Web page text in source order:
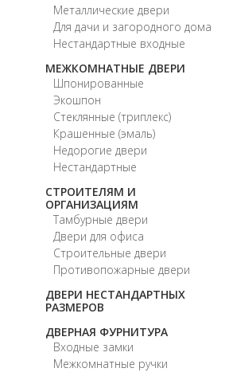
Металлические двери
Для дачи и загородного дома
Нестандартные входные
МЕЖКОМНАТНЫЕ ДВЕРИ
Шпонированные
Экошпон
Стеклянные (триплекс)
Крашенные (эмаль)
Недорогие двери
Нестандартные
СТРОИТЕЛЯМ И
ОРГАНИЗАЦИЯМ
Тамбурные двери
Двери для офиса
Строительные двери
Противопожарные двери
ДВЕРИ НЕСТАНДАРТНЫХ
РАЗМЕРОВ
ДВЕРНАЯ ФУРНИТУРА
Входные замки
Межкомнатные ручки